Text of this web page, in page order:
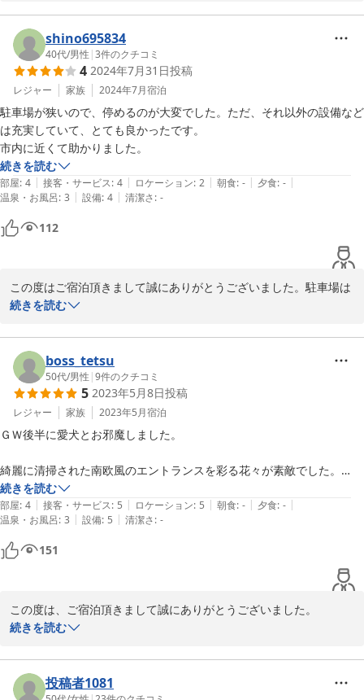
次回も、絶対こちらに泊まりたいと思います
良かったです。
仲良しのご家族様、見ていてこちらも和みました
とにかく宮古島で楽しく過ごせたことが何よりです
カフェもまだオープンして間もないのですが、宿泊のお客様にご利
用していただき嬉しかったです。こうやって宿のお客様にご利用い
ただくのが一番の目標でしたので
大変嬉しい気持ちです。オムタコライスやサンド、ドーナツ、ドリ
ンク、スイーツ
まだまだ、新作も取り入れ頑張っていきたいと思います。そしてま
た是非、ご家族様で
遊びにいらしてくださいませ
shino695834
40代/男性 |3件のクチコミ
4 2024年7月31日投稿
レジャー 家族 2024年7月宿泊
駐車場が狭いので、停めるのが大変でした。ただ、それ以外の設備など
は充実していて、とても良かったです。
市内に近くて助かりました。
続きを読む
部屋: 4 | 接客・サービス: 4 | ロケーション: 2 | 朝食: - | 夕食: - |
温泉・お風呂: 3 | 設備: 4 | 清潔さ: -
112
この度はご宿泊頂きまして誠にありがとうございました。駐車場は
少々狭かった件、大変申し訳ありませんでした。
でも、その他はご不便なくご滞在頂けたのこと
大変嬉しく思います。良かったら、是非またお待ちしております。
ありがとうございました
2024-08-01
続きを読む
boss_tetsu
50代/男性 |9件のクチコミ
5 2023年5月8日投稿
レジャー 家族 2023年5月宿泊
ＧＷ後半に愛犬とお邪魔しました。
綺麗に清掃された南欧風のエントランスを彩る花々が素敵でした。
室内も２人＋小型犬１匹には充分過ぎる程の余裕でゆったりと過ごせま
した。
お話好きのママさんとトイプーのカット談義が楽しかったです。
ココちゃんにもウチの子と仲良くして頂いて喜んでました。
とても居心地が良く帰るのが惜しかったです。（次回の予約をして帰り
ましたｗ）
続きを読む
部屋: 4 | 接客・サービス: 5 | ロケーション: 5 | 朝食: - | 夕食: - |
温泉・お風呂: 3 | 設備: 5 | 清潔さ: -
151
この度は、ご宿泊頂きまして誠にありがとうございました。
可愛いトイプーちゃんとお越しいただき
ンちゃんでした。エントランスは、季節の花々でゲスト様をお迎え
したいと思い、ハイビスカスやその季節の庭のお花で飾っておりま
続きを読む
投稿者1081